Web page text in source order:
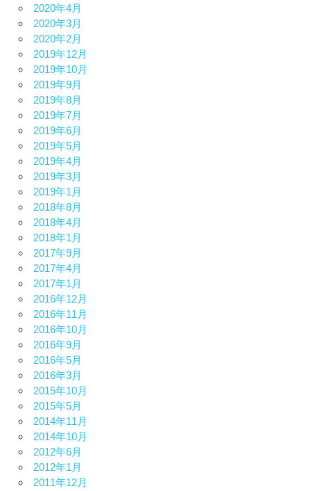
2020年4月
2020年3月
2020年2月
2019年12月
2019年10月
2019年9月
2019年8月
2019年7月
2019年6月
2019年5月
2019年4月
2019年3月
2019年1月
2018年8月
2018年4月
2018年1月
2017年9月
2017年4月
2017年1月
2016年12月
2016年11月
2016年10月
2016年9月
2016年5月
2016年3月
2015年10月
2015年5月
2014年11月
2014年10月
2012年6月
2012年1月
2011年12月